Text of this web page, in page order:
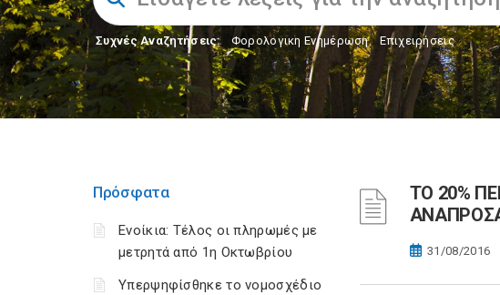
Συχνές Αναζητήσεις: Φορολογικη Ενημέρωση, Επιχειρήσεις
Πρόσφατα
Ενοίκια: Τέλος οι πληρωμές με
μετρητά από 1η Οκτωβρίου
Υπερψηφίσθηκε το νομοσχέδιο
ΤΟ 20%
31/08/2016